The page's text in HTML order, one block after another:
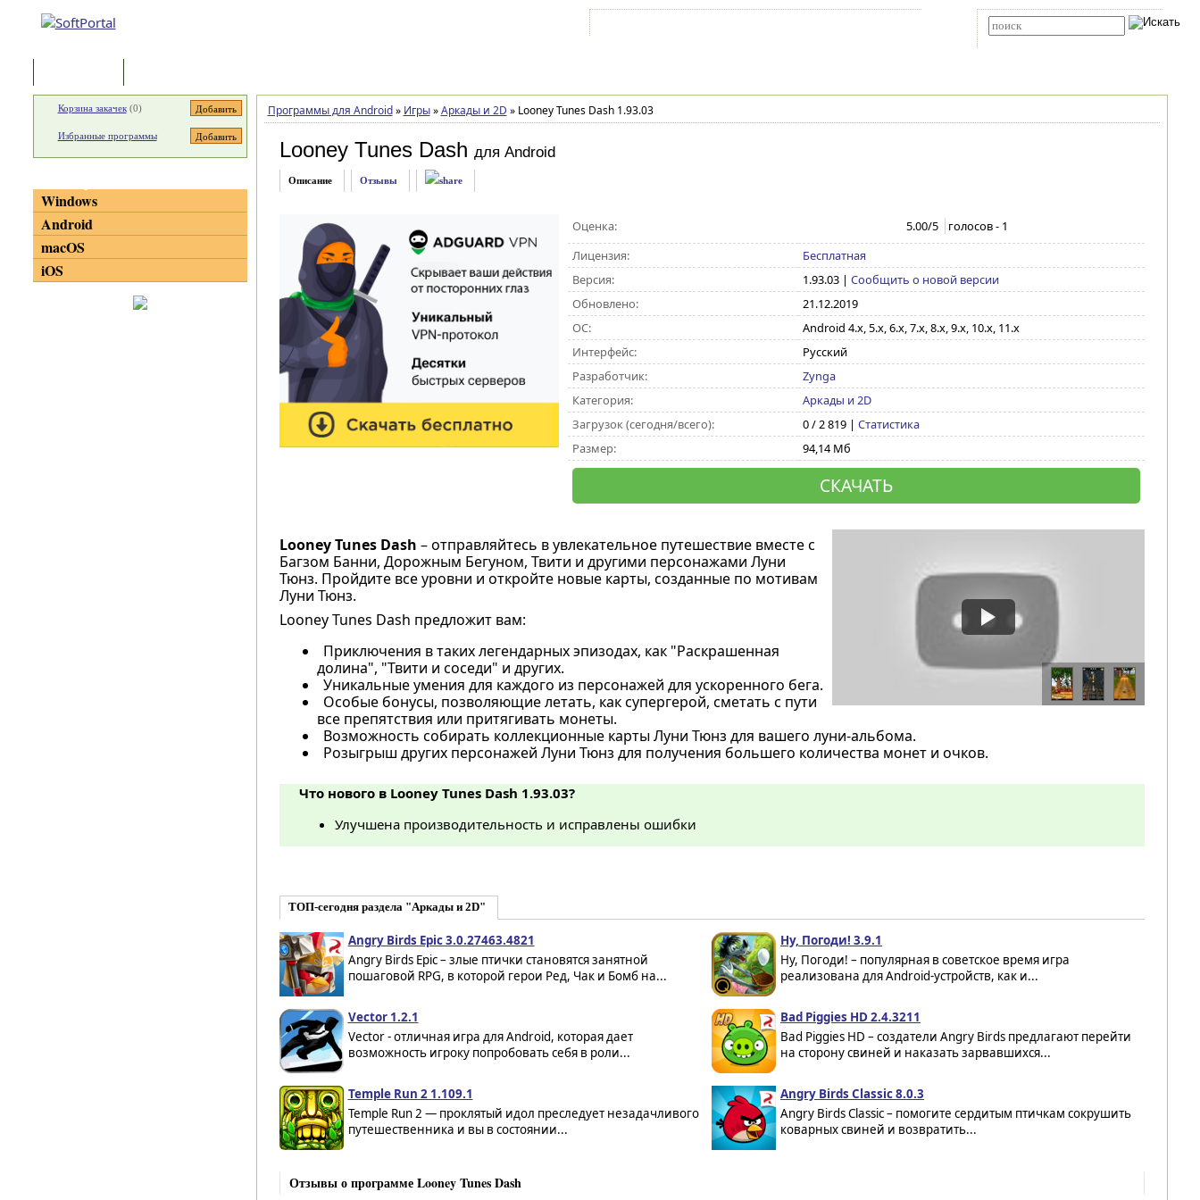
Программы для Android » Игры » Аркады и 2D »Looney Tunes Dash 1.93.03
Looney Tunes Dash для Android
Описание Отзывы
Оценка: 5.00/5 голосов - 1
Лицензия:
Бесплатная
Версия:
1.93.03| Сообщить о новой версии
Обновлено:
21.12.2019
ОС:
Android 4.x, 5.x, 6.x, 7.x, 8.x, 9.x, 10.x, 11.x
Интерфейс:
Русский
Разработчик:
Zynga
Категория:
Аркады и 2D
Загрузок (сегодня/всего):
0 / 2 819 | Статистика
Размер:
94,14 Мб
СКАЧАТЬ
Looney Tunes Dash – отправляйтесь в увлекательное путешествие вместе с
Багзом Банни, Дорожным Бегуном, Твити и другими персонажами Луни
Тюнз. Пройдите все уровни и откройте новые карты, созданные по мотивам
Луни Тюнз.
Looney Tunes Dash предложит вам:
Приключения в таких легендарных эпизодах, как "Раскрашенная
долина", "Твити и соседи" и других.
Уникальные умения для каждого из персонажей для ускоренного бега.
Особые бонусы, позволяющие летать, как супергерой, сметать с пути
все препятствия или притягивать монеты.
Возможность собирать коллекционные карты Луни Тюнз для вашего луни-альбома.
Розыгрыш других персонажей Луни Тюнз для получения большего количества монет и очков.
Что нового в Looney Tunes Dash 1.93.03?
Улучшена производительность и исправлены ошибки
ТОП-сегодня раздела "Аркады и 2D"
Angry Birds Epic 3.0.27463.4821
Angry Birds Epic – злые птички становятся занятной
пошаговой RPG, в которой герои Ред, Чак и Бомб на...
Ну, Погоди! 3.9.1
Ну, Погоди! – популярная в советское время игра
реализована для Android-устройств, как и...
Vector 1.2.1
Vector - отличная игра для Android, которая дает
возможность игроку попробовать себя в роли...
Bad Piggies HD 2.4.3211
Bad Piggies HD – создатели Angry Birds предлагают перейти
на сторону свиней и наказать зарвавшихся...
Temple Run 2 1.109.1
Temple Run 2 — проклятый идол преследует незадачливого
путешественника и вы в состоянии...
Angry Birds Classic 8.0.3
Angry Birds Classic – помогите сердитым птичкам сокрушить
коварных свиней и возвратить...
Отзывы о программе Looney Tunes Dash
Корзина закачек(0)
Избранные программы
Windows
Android
macOS
iOS